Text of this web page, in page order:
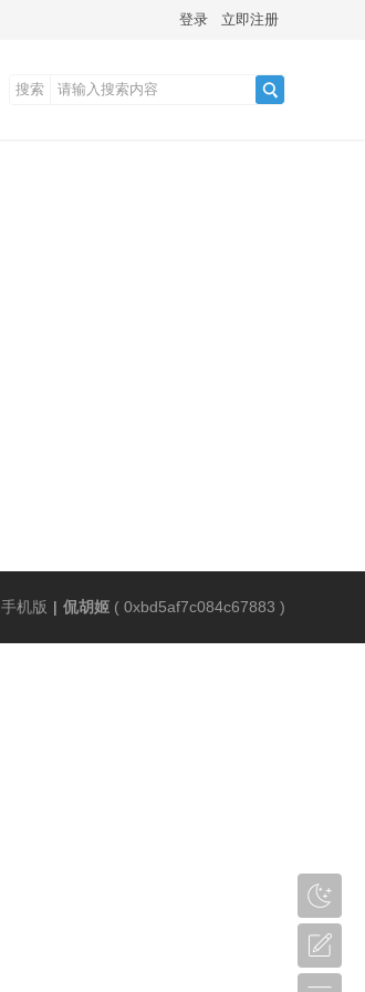
登录 立即注册
搜索
手机版 | 侃胡姬 ( 0xbd5af7c084c67883 )